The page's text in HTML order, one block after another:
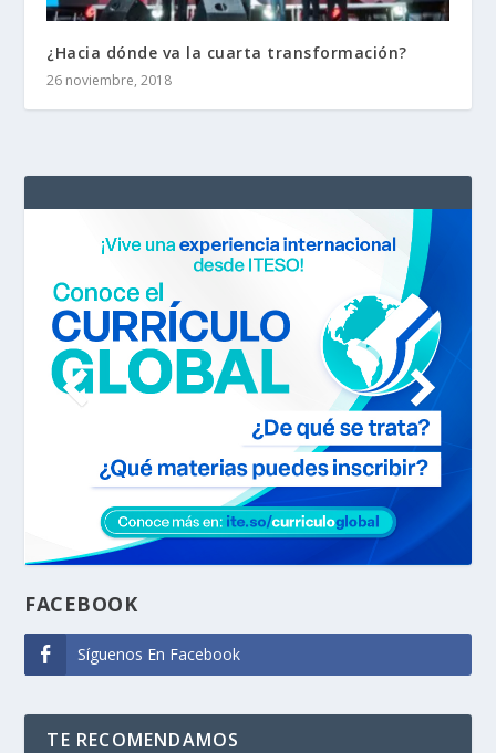
¿Hacia dónde va la cuarta transformación?
26 noviembre, 2018
FACEBOOK
Síguenos En Facebook
TE RECOMENDAMOS